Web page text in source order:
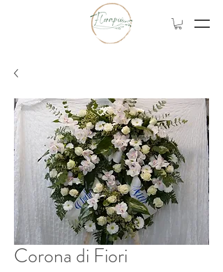
Corona di Fiori